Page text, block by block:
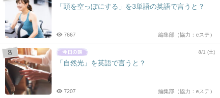
「頭を空っぽにする」を3単語の英語で言うと？
編集部（協力：eステ）
7667
8/1 (土)
「自然光」を英語で言うと？
編集部（協力：eステ）
7207